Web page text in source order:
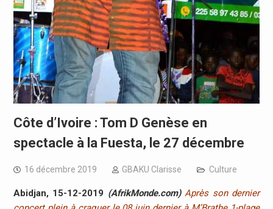
Côte d’Ivoire : Tom D Genèse en
spectacle à la Fuesta, le 27 décembre
16 décembre 2019 GBAKU Clarisse Culture
Abidjan, 15-12-2019 (AfrikMonde.com)Après son dernier